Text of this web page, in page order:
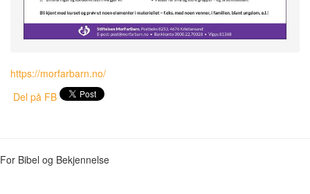
https://morfarbarn.no/
Del på FB
For Bibel og Bekjennelse